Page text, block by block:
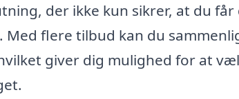
der ikke kun sikrer, at du
Med flere tilbud kan du
giver dig mulighed for at